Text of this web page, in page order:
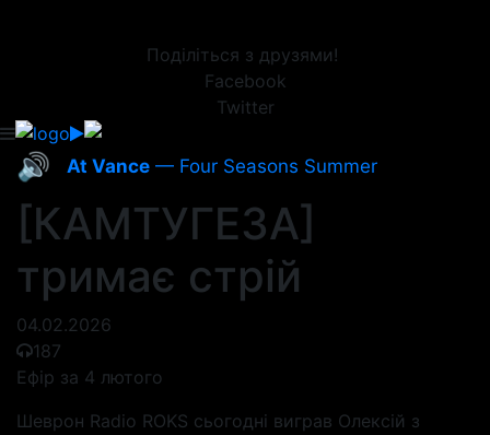
Поділіться з друзями!
Facebook
Twitter
🔊 At Vance — Four Seasons Summer
[КАМТУГЕЗА]
тримає стрій
04.02.2026
187
Ефір за 4 лютого
Шеврон Radio ROKS сьогодні виграв Олексій з